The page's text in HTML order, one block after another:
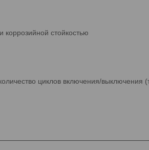
стойкостью
циклов включения/выключения